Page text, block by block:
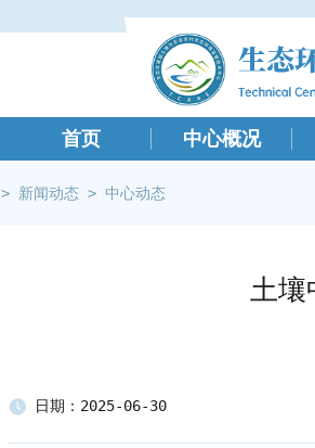
首页 中心概况
> 新闻动态 > 中心动态
土壤
日期：2025-06-30